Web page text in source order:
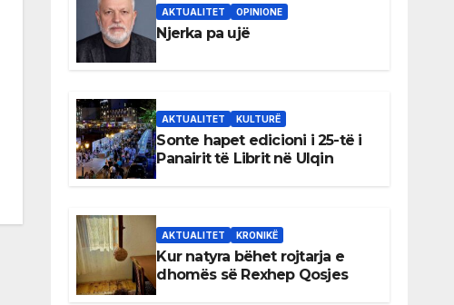
AKTUALITET OPINIONE
Njerka pa ujë
AKTUALITET KULTURË
Sonte hapet edicioni i 25-të i
Panairit të Librit në Ulqin
AKTUALITET KRONIKË
Kur natyra bëhet rojtarja e
dhomës së Rexhep Qosjes